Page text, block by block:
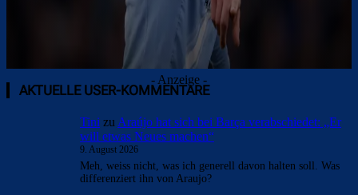
- Anzeige -
AKTUELLE USER-KOMMENTARE
Tini zu Araújo hat sich bei Barça verabschiedet: „Er
will etwas Neues machen“
9. August 2026
Meh, weiss nicht, was ich generell davon halten soll. Was
differenziert ihn von Araujo?